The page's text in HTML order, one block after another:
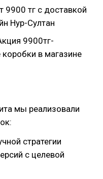
9900 тг с доставкой
Нур-Султан
9900тг-
в магазине
мы реализовали
стратегии
с целевой